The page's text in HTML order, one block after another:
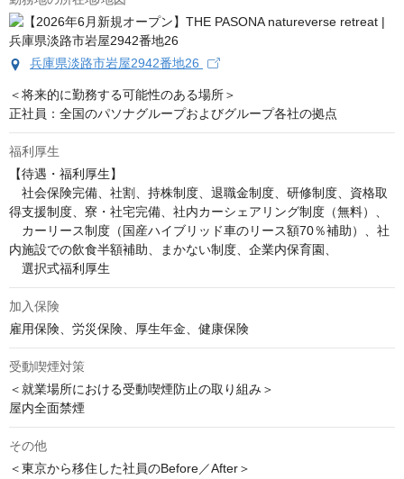
兵庫県淡路市岩屋2942番地26
＜将来的に勤務する可能性のある場所＞
正社員：全国のパソナグループおよびグループ各社の拠点
福利厚生
【待遇・福利厚生】
社会保険完備、社割、持株制度、退職金制度、研修制度、資格取
得支援制度、寮・社宅完備、社内カーシェアリング制度（無料）、
カーリース制度（国産ハイブリッド車のリース額70％補助）、社
内施設での飲食半額補助、まかない制度、企業内保育園、
選択式福利厚生
加入保険
雇用保険、労災保険、厚生年金、健康保険
受動喫煙対策
＜就業場所における受動喫煙防止の取り組み＞
屋内全面禁煙
その他
＜東京から移住した社員のBefore／After＞